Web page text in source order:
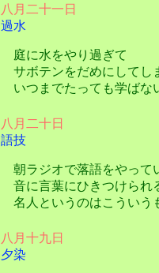
八月二十一日
過水
庭に水をやり過ぎて
サボテンをだめにしてし
いつまでたっても学ばな
八月二十日
語技
朝ラジオで落語をやって
音に言葉にひきつけられ
名人というのはこういう
八月十九日
夕染